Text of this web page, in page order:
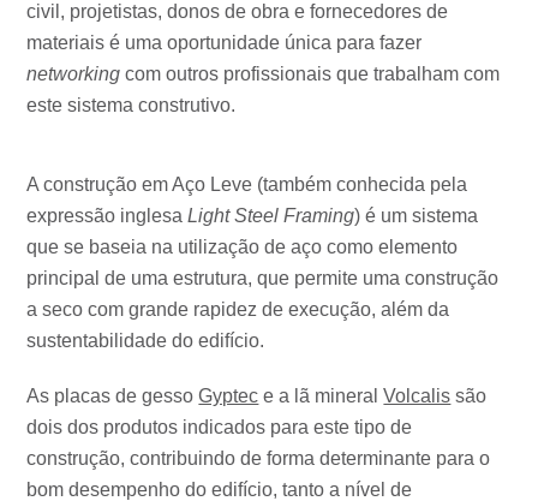
civil, projetistas, donos de obra e fornecedores de
materiais é uma oportunidade única para fazer
networking com outros profissionais que trabalham com
este sistema construtivo.
A construção em Aço Leve (também conhecida pela
expressão inglesaLight Steel Framing) é um sistema
que se baseia na utilização de aço como elemento
principal de uma estrutura, que permite uma construção
a seco com grande rapidez de execução, além da
sustentabilidade do edifício.
As placas de gessoGyptec e a lã mineralVolcalis são
dois dos produtos indicados para este tipo de
construção, contribuindo de forma determinante para o
bom desempenho do edifício, tanto a nível de